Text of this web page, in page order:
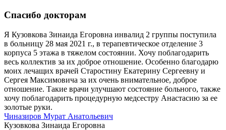
Спасибо докторам
Я Кузовкова Зинаида Егоровна инвалид 2 группы поступила
в больницу 28 мая 2021 г., в терапевтическое отделение 3
корпуса 5 этажа в тяжелом состоянии. Хочу поблагодарить
весь коллектив за их доброе отношение. Особенно благодарю
моих лечащих врачей Старостину Екатерину Сергеевну и
Сергея Максимовича за их очень внимательное, доброе
отношение. Такие врачи улучшают состояние больного, также
хочу поблагодарить процедурную медсестру Анастасию за ее
золотые руки.
Чиназиров Мурат Анатольевич
Кузовкова Зинаида Егоровна